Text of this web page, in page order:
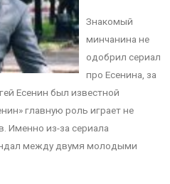
Знакомый
минчанина не
одобрил сериал
про Есенина, за
Есенин был известной
главную роль играет не
Именно из-за сериала
между двумя молодыми